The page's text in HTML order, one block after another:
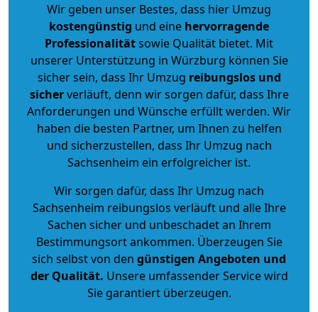
Wir geben unser Bestes, dass hier Umzug
kostengünstig und eine hervorragende
Professionalitätsowie Qualität bietet. Mit
unserer Unterstützung in Würzburg können Sie
sicher sein, dass Ihr Umzug reibungslos und
sicherverläuft, denn wir sorgen dafür, dass Ihre
Anforderungen und Wünsche erfüllt werden. Wir
haben die besten Partner, um Ihnen zu helfen
und sicherzustellen, dass Ihr Umzug nach
Sachsenheim ein erfolgreicher ist.
Wir sorgen dafür, dass Ihr Umzug nach
Sachsenheim reibungslos verläuft und alle Ihre
Sachen sicher und unbeschadet an Ihrem
Bestimmungsort ankommen. Überzeugen Sie
sich selbst von den günstigen Angeboten und
der Qualität. Unsere umfassender Service wird
Sie garantiert überzeugen.